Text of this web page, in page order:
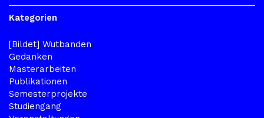
Kategorien
[Bildet] Wutbanden
Gedanken
Masterarbeiten
Publikationen
Semesterprojekte
Studiengang